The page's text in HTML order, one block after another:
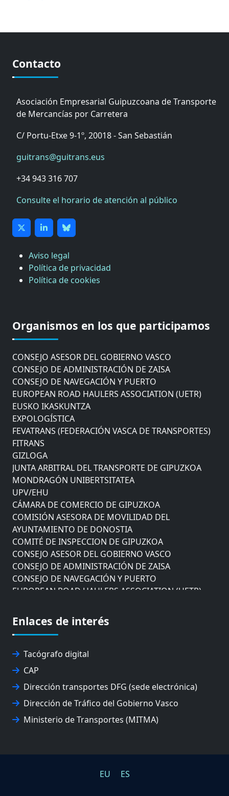
Contacto
Asociación Empresarial Guipuzcoana de Transporte
de Mercancías por Carretera
C/ Portu-Etxe 9-1º, 20018 - San Sebastián
guitrans@guitrans.eus
+34 943 316 707
Consulte el horario de atención al público
Aviso legal
Política de privacidad
Política de cookies
Organismos en los que participamos
AYUNTAMIENTO DE DONOSTIA
COMITÉ DE INSPECCION DE GIPUZKOA
CONSEJO ASESOR DEL GOBIERNO VASCO
CONSEJO DE ADMINISTRACIÓN DE ZAISA
CONSEJO DE NAVEGACIÓN Y PUERTO
EUROPEAN ROAD HAULERS ASSOCIATION (UETR)
EUSKO IKASKUNTZA
EXPOLOGÍSTICA
FEVATRANS (FEDERACIÓN VASCA DE TRANSPORTES)
FITRANS
GIZLOGA
JUNTA ARBITRAL DEL TRANSPORTE DE GIPUZKOA
MONDRAGÓN UNIBERTSITATEA
UPV/EHU
CÁMARA DE COMERCIO DE GIPUZKOA
COMISIÓN ASESORA DE MOVILIDAD DEL
AYUNTAMIENTO DE DONOSTIA
COMITÉ DE INSPECCION DE GIPUZKOA
CONSEJO ASESOR DEL GOBIERNO VASCO
CONSEJO DE ADMINISTRACIÓN DE ZAISA
CONSEJO DE NAVEGACIÓN Y PUERTO
EUROPEAN ROAD HAULERS ASSOCIATION (UETR)
FEVATRANS (FEDERACIÓN VASCA DE TRANSPORTES)
FITRANS
GIZLOGA
JUNTA ARBITRAL DEL TRANSPORTE DE GIPUZKOA
MONDRAGÓN UNIBERTSITATEA
UPV/EHU
Enlaces de interés
Tacógrafo digital
CAP
Dirección transportes DFG (sede electrónica)
Dirección de Tráfico del Gobierno Vasco
Ministerio de Transportes (MITMA)
EU ES